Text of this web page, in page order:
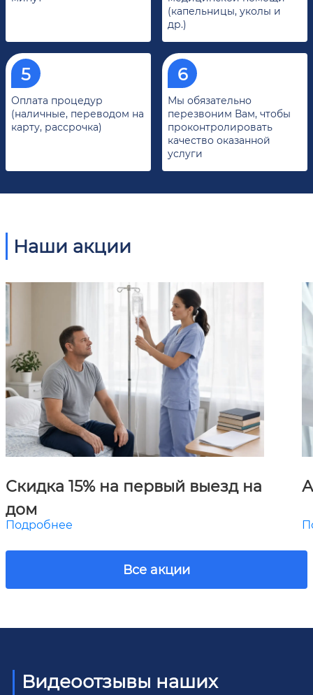
(капельницы, уколы и
др.)
Оплата процедур
(наличные, переводом на
карту, рассрочка)
Мы обязательно
перезвоним Вам, чтобы
проконтролировать
качество оказанной
услуги
Наши акции
Скидка 15% на первый выезд на
дом
Подробнее
Все акции
Видеоотзывы наших